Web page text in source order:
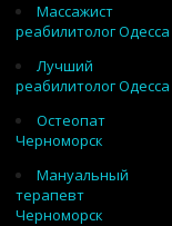
Массажист
реабилитолог Одесса
Лучший
реабилитолог Одесса
Остеопат
Черноморск
Мануальный
терапевт
Черноморск